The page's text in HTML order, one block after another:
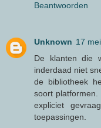
Beantwoorden
Unknown 17
De klanten die
inderdaad niet
de bibliotheek
soort
expliciet
toepassingen.